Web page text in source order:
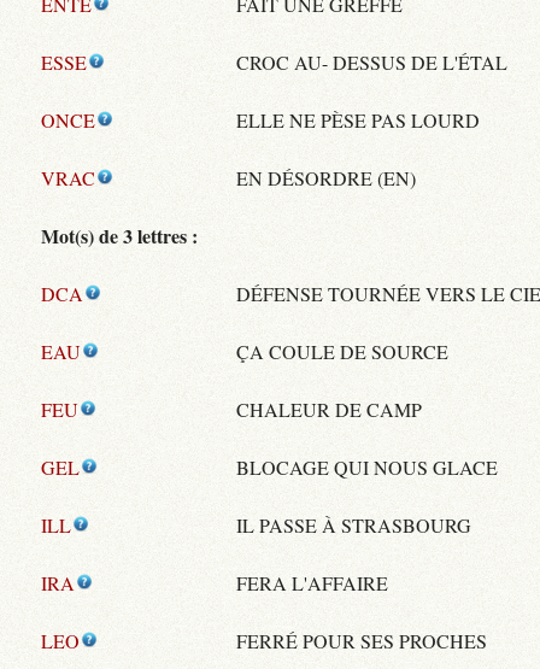
ESSE CROC AU- DESSUS DE L'ÉTAL
ONCE ELLE NE PÈSE PAS LOURD
VRAC EN DÉSORDRE (EN)
Mot(s) de 3 lettres :
DCA DÉFENSE TOURNÉE VERS LE
EAU ÇA COULE DE SOURCE
FEU CHALEUR DE CAMP
GEL BLOCAGE QUI NOUS GLACE
ILL IL PASSE À STRASBOURG
IRA FERA L'AFFAIRE
LEO FERRÉ POUR SES PROCHES